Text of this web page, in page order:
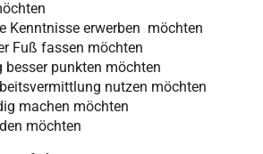
Kenntnisse erwerben möchten
Fuß fassen möchten
besser punkten möchten
nutzen möchten
machen möchten
möchten